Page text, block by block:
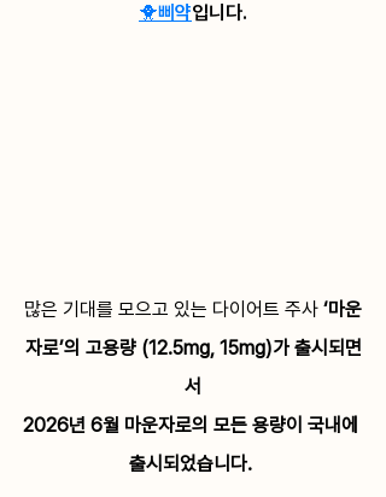
🐥삐약입니다.
많은 기대를 모으고 있는 다이어트 주사 ‘마운
자로’의 고용량 (12.5mg, 15mg)가 출시되면
서
2026년 6월 마운자로의 모든 용량이 국내에
출시되었습니다.